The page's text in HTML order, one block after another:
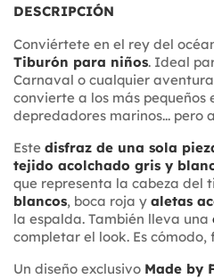
DESCRIPCIÓN
Conviértete en el rey del
Tiburón para niños. Ideal
Carnaval o cualquier
convierte a los más pequeños
depredadores marinos... pero
Este disfraz de una sola
tejido acolchado gris y
que representa la cabeza del
blancos, boca roja y aletas
la espalda. También lleva una
completar el look. Es
Un diseño exclusivo Made by